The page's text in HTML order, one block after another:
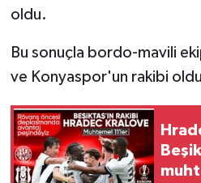
oldu.
Bu sonuçla bordo-mavili
ve Konyaspor'un rakibi